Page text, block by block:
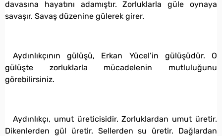
davasına hayatını adamıştır. Zorluklarla güle oynaya
savaşır. Savaş düzenine gülerek girer.
Aydınlıkçının gülüşü, Erkan Yücel’in gülüşüdür. O
gülüşte zorluklarla mücadelenin mutluluğunu
görebilirsiniz.
Aydınlıkçı, umut üreticisidir. Zorluklardan umut üretir.
Dikenlerden gül üretir. Sellerden su üretir. Dağlardan